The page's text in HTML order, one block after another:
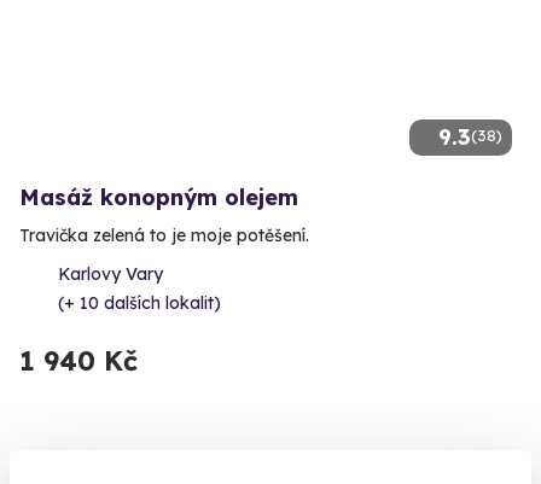
9.3(38)
Masáž konopným olejem
Travička zelená to je moje potěšení.
Karlovy Vary
(+ 10 dalších lokalit)
1 940 Kč